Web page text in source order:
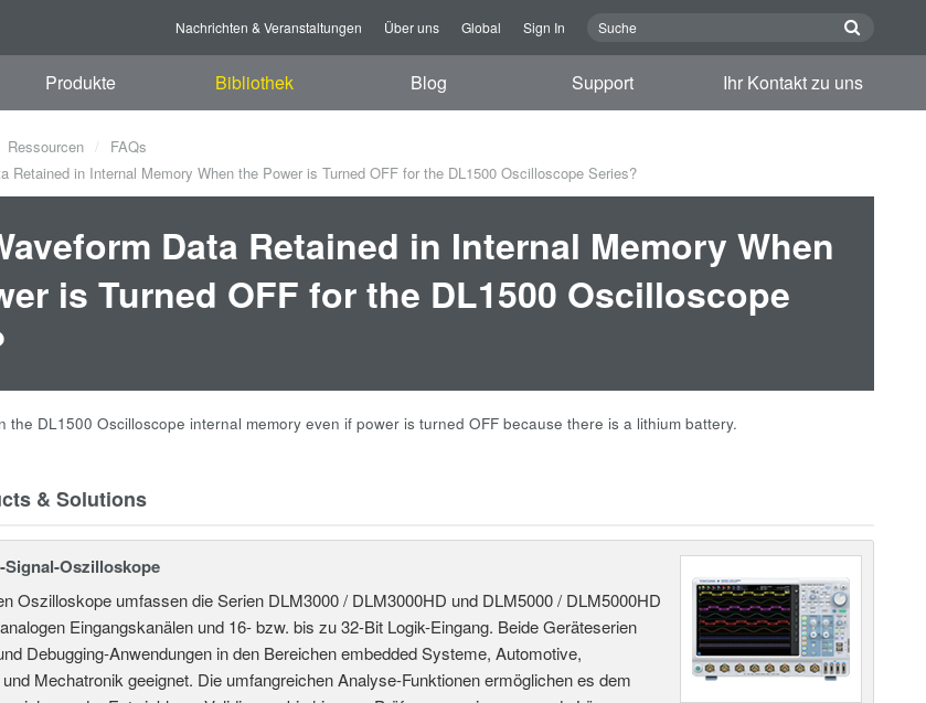
Nachrichten & Veranstaltungen Über uns Global Sign In
Produkte Bibliothek Blog Support Ihr Kontakt zu uns
Ressourcen
FAQs
Retained in Internal Memory When the Power is Turned OFF for the DL1500 Oscilloscope Series?
Data Retained in Internal Memory When
is Turned OFF for the DL1500 Oscilloscope
the DL1500 Oscilloscope internal memory even if power is turned OFF because there is a lithium battery.
& Solutions
Oszilloskope
Oszilloskope umfassen die Serien DLM3000 / DLM3000HD und DLM5000 / DLM5000HD
Eingangskanälen und 16- bzw. bis zu 32-Bit Logik-Eingang. Beide Geräteserien
Debugging-Anwendungen in den Bereichen embedded Systeme, Automotive,
Mechatronik geeignet. Die umfangreichen Analyse-Funktionen ermöglichen es dem